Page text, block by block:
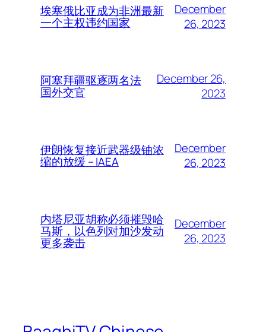
埃塞俄比亚成为非洲最新
一个主权违约国家
December
26, 2023
阿塞拜疆驱逐两名法
国外交官
December 26,
2023
伊朗恢复接近武器级铀浓
缩的放缓 – IAEA
December
26, 2023
内塔尼亚胡称必须摧毁哈
马斯，以色列对加沙发动
更多袭击
December
26, 2023